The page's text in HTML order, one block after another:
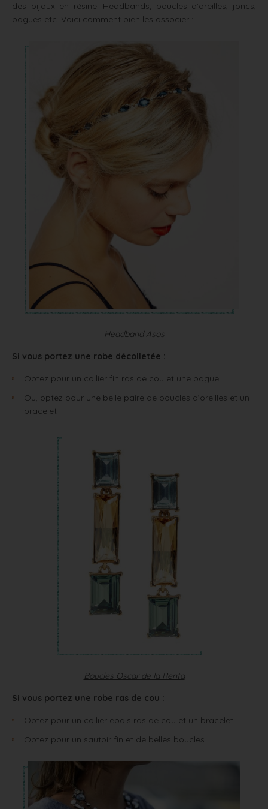
des bijoux en résine. Headbands, boucles d’oreilles, joncs,
bagues etc. Voici comment bien les associer :
Headband Asos
Si vous portez une robe décolletée :
Optez pour un collier fin ras de cou et une bague
Ou, optez pour une belle paire de boucles d’oreilles et un
bracelet
Boucles Oscar de la Renta
Si vous portez une robe ras de cou :
Optez pour un collier épais ras de cou et un bracelet
Optez pour un sautoir fin et de belles boucles